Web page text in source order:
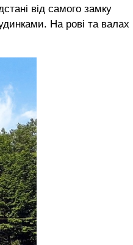
від самого замку
На рові та валах